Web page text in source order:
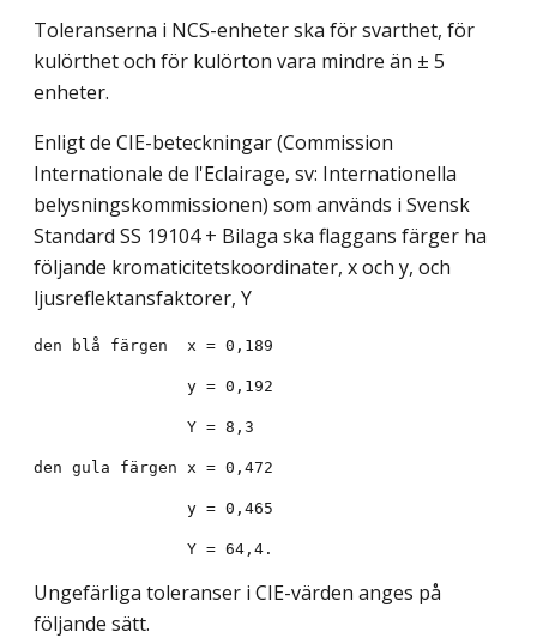
Toleranserna i NCS-enheter ska för svarthet, för
kulörthet och för kulörton vara mindre än ± 5
enheter.
Enligt de CIE-beteckningar (Commission
Internationale de l'Eclairage, sv: Internationella
belysningskommissionen) som används i Svensk
Standard SS 19104 + Bilaga ska flaggans färger ha
följande kromaticitetskoordinater, x och y, och
ljusreflektansfaktorer, Y
Ungefärliga toleranser i CIE-värden anges på
följande sätt.